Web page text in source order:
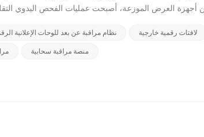
العرض الموزعة، أصبحت عمليات الفحص اليدوي
100 شاشة.تُؤدي هذه الفجوة إلى زيادة الطلب على أدوات التشغيل الذكية. ويُعدّ
الرقمية عبارة عن منصة سحابية مدعومة بتقنية إنترنت
نظام مراقبة عن بعد للوحات الإعلانية لافتات رقمية خارجية
منصة مراقبة سحابية